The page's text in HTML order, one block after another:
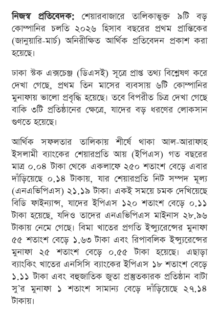
নিজস্ব প্রতিবেদক: শেয়ারবাজারে তালিকাভুক্ত ৯টি বড়
কোম্পানির চলতি ২০২৬ হিসাব বছরের প্রথম প্রান্তিকের
(জানুয়ারি-মার্চ) অনিরীক্ষিত আর্থিক প্রতিবেদন প্রকাশ করা
হয়েছে।
ঢাকা স্টক এক্সচেঞ্জ (ডিএসই) সূত্রে প্রাপ্ত তথ্য বিশ্লেষণ করে
দেখা গেছে, প্রথম তিন মাসের ব্যবসায় ৬টি কোম্পানির
মুনাফায় ভালো প্রবৃদ্ধি হয়েছে। তবে বিপরীত চিত্র দেখা গেছে
বাকি ৩টি প্রতিষ্ঠানের ক্ষেত্রে, যাদের বড় ধরণের লোকসান
গুণতে হয়েছে।
আর্থিক সফলতার তালিকায় শীর্ষে থাকা আল-আরাফাহ
ইসলামী ব্যাংকের শেয়ারপ্রতি আয় (ইপিএস) গত বছরের
মাত্র ০.০৪ টাকা থেকে একলাফে ২৫০ শতাংশ বেড়ে এবার
দাঁড়িয়েছে ০.১৪ টাকায়, যার শেয়ারপ্রতি নিট সম্পদ মূল্য
(এনএভিপিএস) ২১.১৯ টাকা। একই সময়ে চমক দেখিয়েছে
বিডি ফাইন্যান্স, যাদের ইপিএস ১২০ শতাংশ বেড়ে ০.১১
টাকা হয়েছে, যদিও তাদের এনএভিপিএস মাইনাস ২৮.৯৬
টাকায় নেমে গেছে। বিমা খাতের প্রগতি ইন্স্যুরেন্সের মুনাফা
৫৫ শতাংশ বেড়ে ১.৬৩ টাকা এবং রিপাবলিক ইন্স্যুরেন্সের
মুনাফা ২৫ শতাংশ বেড়ে ০.৫৫ টাকা হয়েছে। এছাড়া
ব্যাংকিং খাতের এনসিসি ব্যাংকের ইপিএস ১৮ শতাংশ বেড়ে
১.১১ টাকা এবং বহুজাতিক জুতা প্রস্তুতকারক প্রতিষ্ঠান বাটা
সু’র মুনাফা ১ শতাংশ সামান্য বেড়ে দাঁড়িয়েছে ২৭.১৪
টাকায়।